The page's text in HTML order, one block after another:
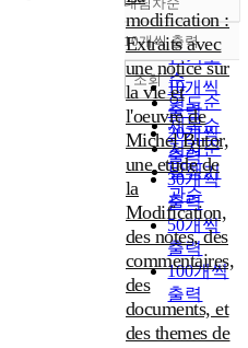
정확도
순
인기도
순
연도순
제목순
저자순
발행기
관순
내림차순
10개씩 출력
10개씩
출력
20개씩
출력
30개씩
출력
50개씩
출력
100개씩
출력
조회
modification :
Extraits avec
une notice sur
la vie et
l'oeuvre de
Michel Butor,
une etude de
la
Modification,
des notes, des
commentaires,
des
documents, et
des themes de